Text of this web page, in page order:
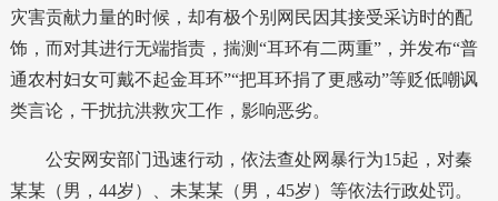
灾害贡献力量的时候，却有极个别网民因其接受采访时的配
饰，而对其进行无端指责，揣测“耳环有二两重”，并发布“普
通农村妇女可戴不起金耳环”“把耳环捐了更感动”等贬低嘲讽
类言论，干扰抗洪救灾工作，影响恶劣。
公安网安部门迅速行动，依法查处网暴行为15起，对秦
某某（男，44岁）、未某某（男，45岁）等依法行政处罚。